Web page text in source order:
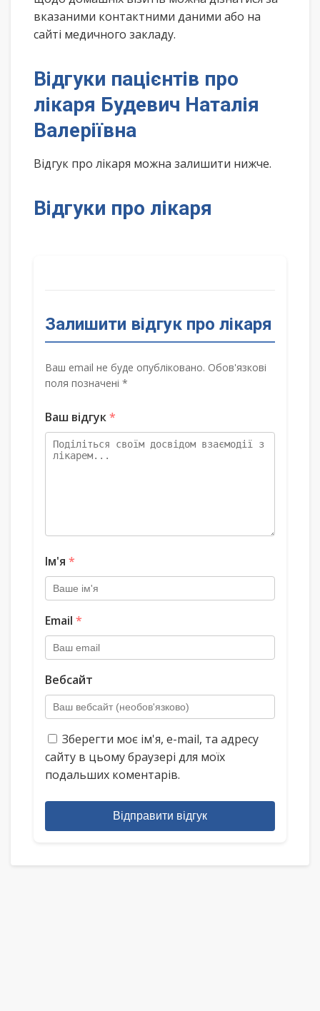
вказаними контактними даними або на
сайті медичного закладу.
Відгуки пацієнтів про
лікаря Будевич Наталія
Валеріївна
Відгук про лікаря можна залишити нижче.
Відгуки про лікаря
Залишити відгук про лікаря
Ваш email не буде опубліковано. Обов'язкові
поля позначені *
Ваш відгук*
Ім'я *
Email *
Вебсайт
Зберегти моє ім'я, e-mail, та адресу
сайту в цьому браузері для моїх
подальших коментарів.
Відправити відгук